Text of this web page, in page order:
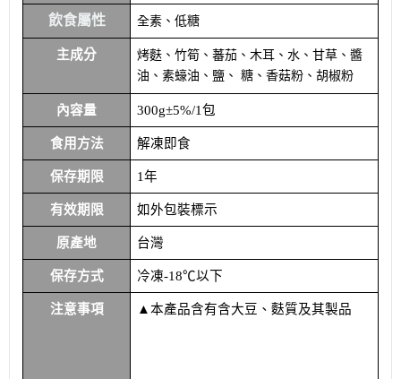
飲食屬性 全素、低糖
主成分
烤麩、竹筍、蕃茄、木耳、水、甘草、醬
油、素蠔油、鹽、 糖、香菇粉、胡椒粉
內容量 300g±5%/1包
食用方法 解凍即食
保存期限 1年
有效期限 如外包裝標示
原產地 台灣
保存方式 冷凍-18℃以下
注意事項 ▲本產品含有含大豆、麩質及其製品